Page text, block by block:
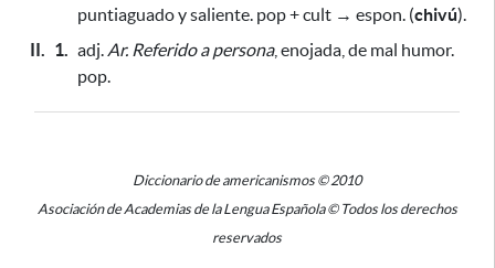
puntiaguado y saliente. pop + cult → espon. (chivú).
II. 1. adj. Ar. Referido a persona, enojada, de mal humor.
pop.
Diccionario de americanismos © 2010
Asociación de Academias de la Lengua Española © Todos los derechos
reservados